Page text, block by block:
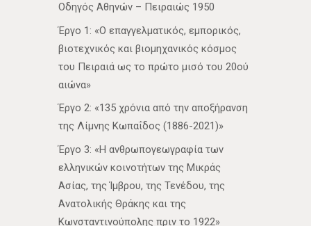
Οδηγός Αθηνών – Πειραιώς 1950
Έργο 1: «Ο επαγγελματικός, εμπορικός,
βιοτεχνικός και βιομηχανικός κόσμος
του Πειραιά ως το πρώτο μισό του 20ού
αιώνα»
Έργο 2: «135 χρόνια από την αποξήρανση
της Λίμνης Κωπαΐδος (1886-2021)»
Έργο 3: «Η ανθρωπογεωγραφία των
ελληνικών κοινοτήτων της Μικράς
Ασίας, της Ίμβρου, της Τενέδου, της
Ανατολικής Θράκης και της
Κωνσταντινούπολης πριν το 1922»